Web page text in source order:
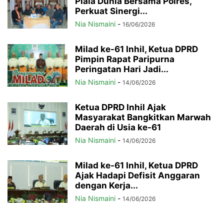
Perkuat Sinergi...
Nia Nismaini - 16/06/2026
Milad ke-61 Inhil, Ketua DPRD
Pimpin Rapat Paripurna
Peringatan Hari Jadi...
Nia Nismaini - 14/06/2026
Ketua DPRD Inhil Ajak
Masyarakat Bangkitkan Marwah
Daerah di Usia ke-61
Nia Nismaini - 14/06/2026
Milad ke-61 Inhil, Ketua DPRD
Ajak Hadapi Defisit Anggaran
dengan Kerja...
Nia Nismaini - 14/06/2026